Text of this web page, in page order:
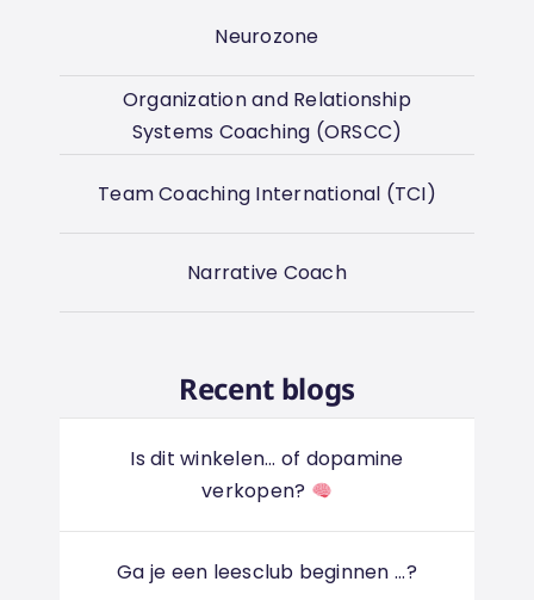
Neurozone
Organization and Relationship
Systems Coaching (ORSCC)
Team Coaching International (TCI)
Narrative Coach
Recent blogs
Is dit winkelen... of dopamine
verkopen?
Ga je een leesclub beginnen ...?